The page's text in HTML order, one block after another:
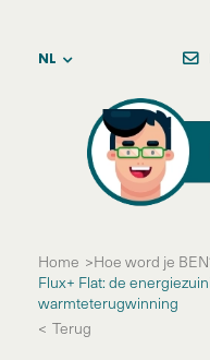
NL
Home Hoe word je
Flux+ Flat: de
warmteterugwinning
Terug